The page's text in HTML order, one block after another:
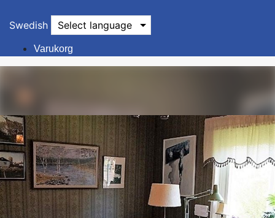
Swedish Select language
Varukorg